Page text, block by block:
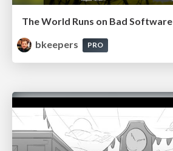
The World Runs on Bad Software
bkeepers
PRO